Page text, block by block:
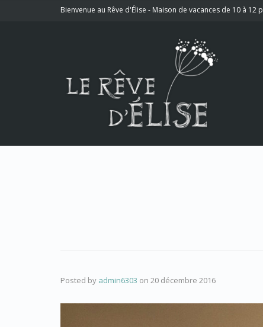
Bienvenue au Rêve d'Élise - Maison de vacances de 10 à 12
Posted by admin6303 on 20 décembre 2016